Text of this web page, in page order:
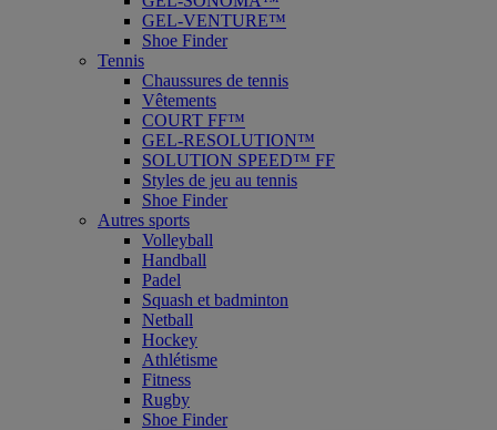
GEL-VENTURE™
Shoe Finder
Tennis
Chaussures de tennis
Vêtements
COURT FF™
GEL-RESOLUTION™
SOLUTION SPEED™ FF
Styles de jeu au tennis
Shoe Finder
Autres sports
Volleyball
Handball
Padel
Squash et badminton
Netball
Hockey
Athlétisme
Fitness
Rugby
Shoe Finder